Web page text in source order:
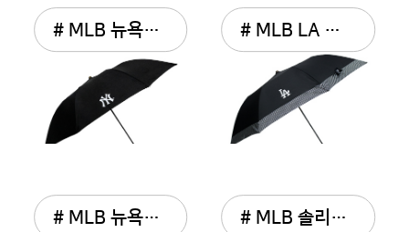
# MLB 뉴욕양키스 2단 자... # MLB LA 보더패턴 2단 자...
# MLB 뉴욕양키스 70 장우산 # MLB 솔리드 2단 자동우산